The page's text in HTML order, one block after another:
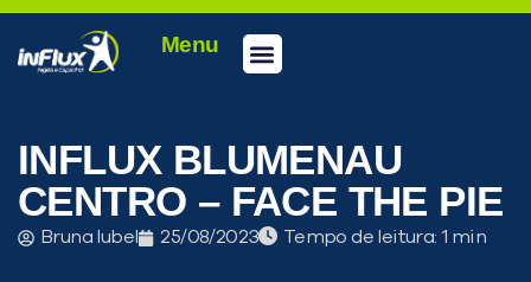
Menu
INFLUX BLUMENAU
CENTRO – FACE THE PIE
Bruna Iubel 25/08/2023 Tempo de leitura: